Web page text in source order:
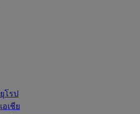
ยุโรป
เอเชีย